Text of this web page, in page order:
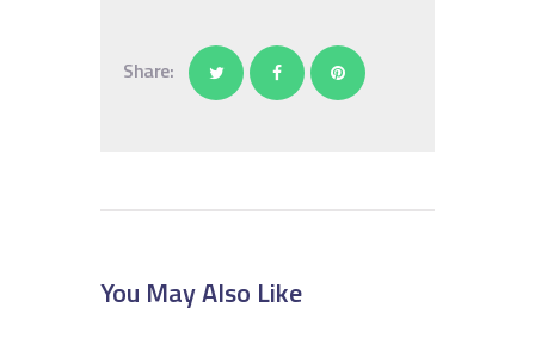
Share:
You May Also Like